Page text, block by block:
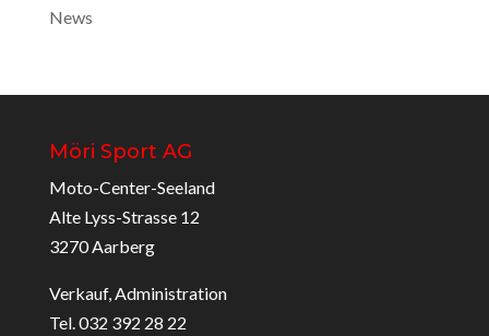
News
Möri Sport AG
Moto-Center-Seeland
Alte Lyss-Strasse 12
3270 Aarberg
Verkauf, Administration
Tel. 032 392 28 22